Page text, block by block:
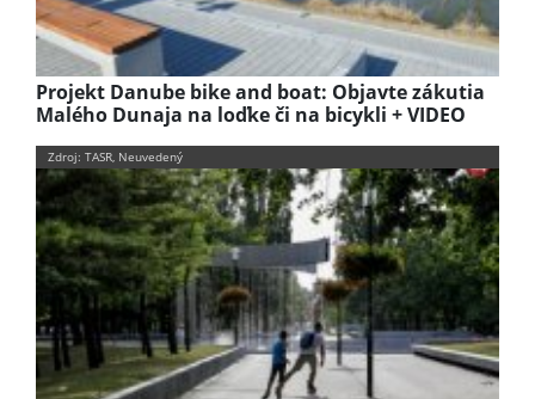
Projekt Danube bike and boat: Objavte zákutia
Malého Dunaja na loďke či na bicykli + VIDEO
Zdroj: TASR, Neuvedený